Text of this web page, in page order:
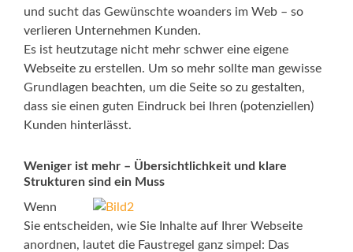
und sucht das Gewünschte woanders im Web – so
verlieren Unternehmen Kunden.
Es ist heutzutage nicht mehr schwer eine eigene
Webseite zu erstellen. Um so mehr sollte man gewisse
Grundlagen beachten, um die Seite so zu gestalten,
dass sie einen guten Eindruck bei Ihren (potenziellen)
Kunden hinterlässt.
Weniger ist mehr – Übersichtlichkeit und klare
Strukturen sind ein Muss
Wenn
Sie entscheiden, wie Sie Inhalte auf Ihrer Webseite
anordnen, lautet die Faustregel ganz simpel: Das